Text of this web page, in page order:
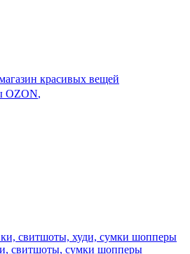
красивых вещей
OZON,
свитшоты, худи, сумки шопперы
свитшоты, сумки шопперы